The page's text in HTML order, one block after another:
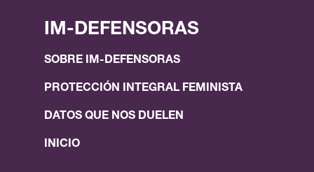
IM-DEFENSORAS
SOBRE IM-DEFENSORAS
PROTECCIÓN INTEGRAL FEMINISTA
DATOS QUE NOS DUELEN
INICIO